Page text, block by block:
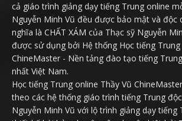
cả giáo trình giảng dạy tiếng Trung online
Nguyễn Minh Vũ đều được bảo mật và độc
nghĩa là CHẤT XÁM của Thạc sỹ Nguyễn
được sử dụng bởi Hệ thống Học tiếng Trung
ChineMaster - Nền tảng đào tạo tiếng
nhất Việt Nam.
Học tiếng Trung online Thầy Vũ
theo các hệ thống giáo trình tiếng Trung
Nguyễn Minh Vũ với lộ trình giảng dạy tiếng